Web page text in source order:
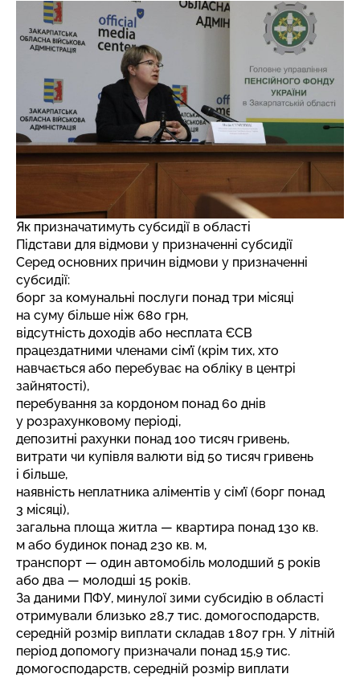
Як призначатимуть субсидії в області
Підстави для відмови у призначенні субсидії
Серед основних причин відмови у призначенні
субсидії:
борг за комунальні послуги понад три місяці
на суму більше ніж 680 грн,
відсутність доходів або несплата ЄСВ
працездатними членами сім’ї (крім тих, хто
навчається або перебуває на обліку в центрі
зайнятості),
перебування за кордоном понад 60 днів
у розрахунковому періоді,
депозитні рахунки понад 100 тисяч гривень,
витрати чи купівля валюти від 50 тисяч гривень
і більше,
наявність неплатника аліментів у сім’ї (борг понад
3 місяці),
загальна площа житла — квартира понад 130 кв.
м або будинок понад 230 кв. м,
транспорт — один автомобіль молодший 5 років
або два — молодші 15 років.
За даними ПФУ, минулої зими субсидію в області
отримували близько 28,7 тис. домогосподарств,
середній розмір виплати складав 1 807 грн. У літній
період допомогу призначали понад 15,9 тис.
домогосподарств, середній розмір виплати